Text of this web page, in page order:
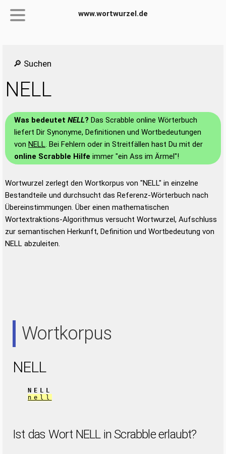
www.wortwurzel.de
🔎 Suchen
NELL
Was bedeutet NELL? Das Scrabble online Wörterbuch
liefert Dir Synonyme, Definitionen und Wortbedeutungen
von NELL. Bei Fehlern oder in Streitfällen hast Du mit der
online Scrabble Hilfe immer "ein Ass im Ärmel"!
Wortwurzel zerlegt den Wortkorpus von "NELL" in einzelne
Bestandteile und durchsucht das Referenz-Wörterbuch nach
Übereinstimmungen. Über einen mathematischen
Wortextraktions-Algorithmus versucht Wortwurzel, Aufschluss
zur semantischen Herkunft, Definition und Wortbedeutung von
NELL abzuleiten.
Wortkorpus
NELL
NELL
nell
Ist das Wort NELL in Scrabble erlaubt?